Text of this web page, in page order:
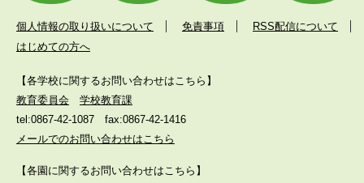
個人情報の取り扱いについて 免責事項
RSS配信について
はじめての方へ
【各学校に関するお問い合わせはこちら】
教育委員会
学校教育課
tel:0867-42-1087
fax:0867-42-1416
メールでのお問い合わせはこちら
【各園に関するお問い合わせはこちら】